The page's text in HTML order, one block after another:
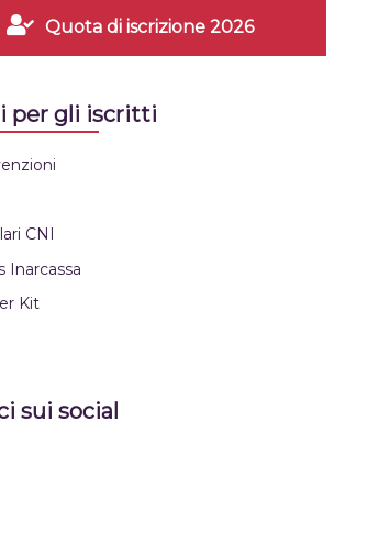
Quota di iscrizione 2026
per gli iscritti
CNI
Inarcassa
Kit
sui social